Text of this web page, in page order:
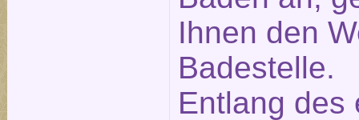
Ihnen den
Badestelle.
Entlang des